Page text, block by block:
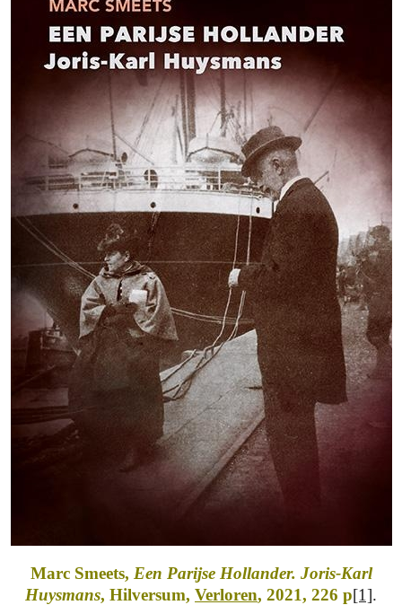
Marc Smeets, Een Parijse Hollander. Joris-Karl
Huysmans, Hilversum, Verloren, 2021, 226 p[1].